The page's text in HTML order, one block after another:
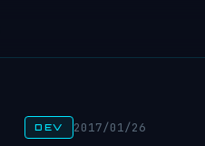
DEV 2017/01/26